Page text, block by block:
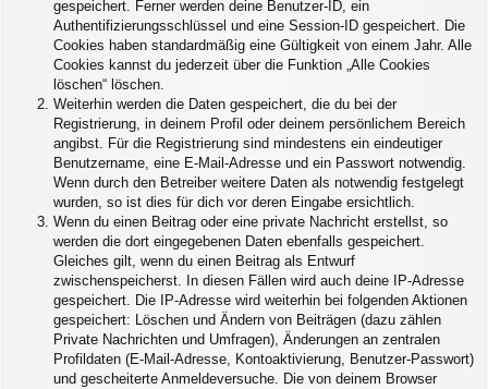
gespeichert. Ferner werden deine Benutzer-ID, ein
Authentifizierungsschlüssel und eine Session-ID gespeichert. Die
Cookies haben standardmäßig eine Gültigkeit von einem Jahr. Alle
Cookies kannst du jederzeit über die Funktion „Alle Cookies
löschen“ löschen.
Weiterhin werden die Daten gespeichert, die du bei der
Registrierung, in deinem Profil oder deinem persönlichem Bereich
angibst. Für die Registrierung sind mindestens ein eindeutiger
Benutzername, eine E-Mail-Adresse und ein Passwort notwendig.
Wenn durch den Betreiber weitere Daten als notwendig festgelegt
wurden, so ist dies für dich vor deren Eingabe ersichtlich.
Wenn du einen Beitrag oder eine private Nachricht erstellst, so
werden die dort eingegebenen Daten ebenfalls gespeichert.
Gleiches gilt, wenn du einen Beitrag als Entwurf
zwischenspeicherst. In diesen Fällen wird auch deine IP-Adresse
gespeichert. Die IP-Adresse wird weiterhin bei folgenden Aktionen
gespeichert: Löschen und Ändern von Beiträgen (dazu zählen
Private Nachrichten und Umfragen), Änderungen an zentralen
Profildaten (E-Mail-Adresse, Kontoaktivierung, Benutzer-Passwort)
und gescheiterte Anmeldeversuche. Die von deinem Browser